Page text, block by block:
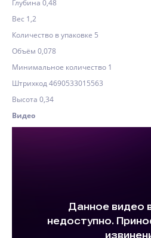
Глубина 0,48
Вес 1,2
Количество в упаковке 5
Объём 0,078
Минимальное количество 1
Штрихкод 4690533015563
Высота 0,34
Видео